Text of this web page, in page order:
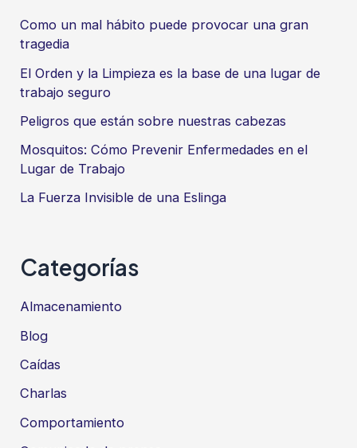
y
qué
Como un mal hábito puede provocar una gran
tragedia
El Orden y la Limpieza es la base de una lugar de
trabajo seguro
Peligros que están sobre nuestras cabezas
Mosquitos: Cómo Prevenir Enfermedades en el
Lugar de Trabajo
La Fuerza Invisible de una Eslinga
Categorías
Almacenamiento
Blog
Caídas
Charlas
Comportamiento